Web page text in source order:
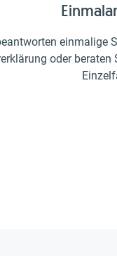
einmalige
oder